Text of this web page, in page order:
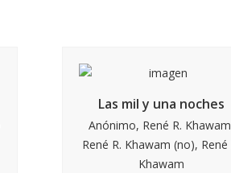
Las mil y una noches
Anónimo, René R.
René R. Khawam (no), René
Khawam